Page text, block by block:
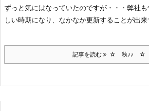
ずっと気にはなっていたのですが・・・弊社
しい時期になり、なかなか更新することが出来
記事を読む ☆ 秋♪♪ ☆